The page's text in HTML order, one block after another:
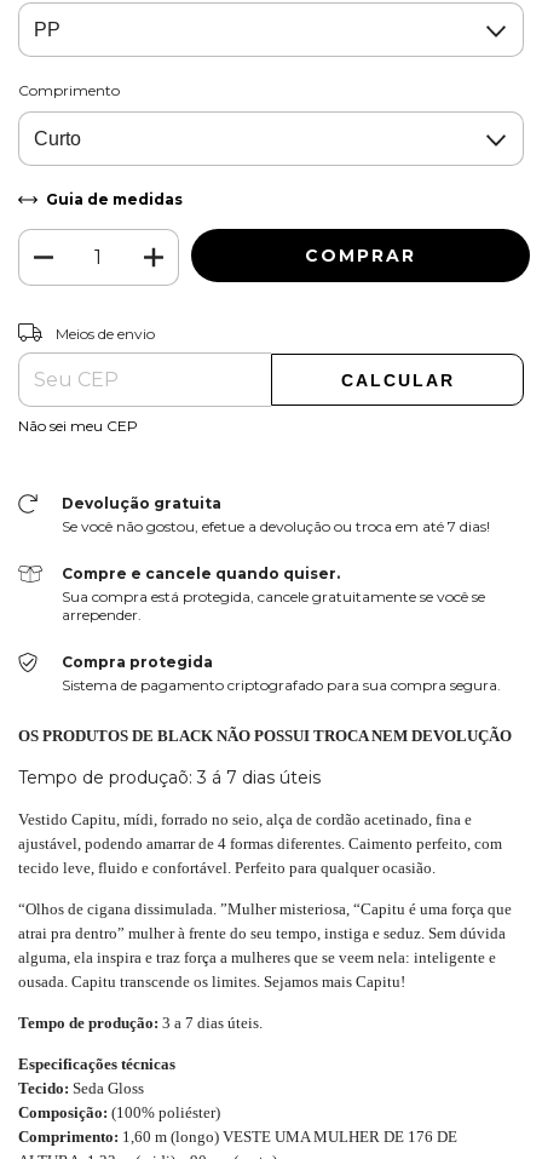
Comprimento
Guia de medidas
Entregas para o CEP:
Meios de envio
CALCULAR
Não sei meu CEP
Devolução gratuita
Se você não gostou, efetue a devolução ou troca em até 7 dias!
Compre e cancele quando quiser.
Sua compra está protegida, cancele gratuitamente se você se
arrepender.
Compra protegida
Sistema de pagamento criptografado para sua compra segura.
OS PRODUTOS DE BLACK NÃO POSSUI TROCA NEM DEVOLUÇÃO
Tempo de produçaõ: 3 á 7 dias úteis
Vestido Capitu, mídi, forrado no seio, alça de cordão acetinado, fina e
ajustável, podendo amarrar de 4 formas diferentes. Caimento perfeito, com
tecido leve, fluido e confortável. Perfeito para qualquer ocasião.
“Olhos de cigana dissimulada. ”Mulher misteriosa, “Capitu é uma força que
atrai pra dentro” mulher à frente do seu tempo, instiga e seduz. Sem dúvida
alguma, ela inspira e traz força a mulheres que se veem nela: inteligente e
ousada. Capitu transcende os limites. Sejamos mais Capitu!
Tempo de produção: 3 a 7 dias úteis.
Especificações técnicas
Tecido: Seda Gloss
Composição: (100% poliéster)
Comprimento: 1,60 m (longo) VESTE UMA MULHER DE 176 DE